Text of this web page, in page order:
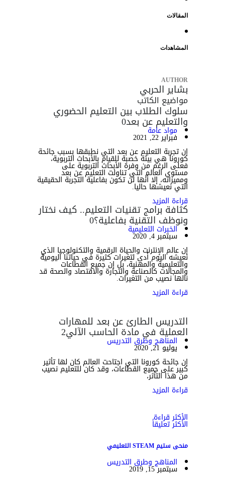
المقالات
المشاهدات
AUTHOR
بشاير الحربي
مواضيع الكاتب
سلوك الطلاب بين التعليم الحضوري
والتعليم عن بعد0
مواد عامة
فبراير 22, 2021
إن تجربة التعليم عن بعد التي نطبقها بسبب جائحة
كورونا هي بيئة خصبة للقيام بالأبحاث التربوية،
فعلى الرغم من وفرة الأبحاث التربوية على
مستوى العالم التي تناولت التعليم عن بعد
ومميزاته، إلا أنها لن تكون بفاعلية التجربة الحقيقية
التي نعيشها حاليا.
قراءة المزيد
كثافة برامج تقنيات التعليم.. كيف نختار
ونوظف التقنية بفاعلية؟0
الخبرات التعليمية
سبتمبر 4, 2020
إن عالم الإنترنت والحياة الرقمية والتكنولوجيا الذي
نعيشه اليوم أدى لتغيرات كثيرة في حياتنا اليومية
والتعليمية والمهنية، بل إن جميع القطاعات
والمجالات كالصناعة والتجارة والاقتصاد والصحة قد
نالها نصيب من التغيرات.
قراءة المزيد
التدريس الطارئ عن بعد للمهارات
العملية في مادة الحاسب الآلي2
المناهج وطرق التدريس
يوليو 21, 2020
إن جائحة كورونا التي اجتاحت العالم كان لها تأثير
كبير على جميع القطاعات، وقد كان للتعليم نصيب
من هذا التأثر،
قراءة المزيد
الأكثر قراءة
الأكثر تعليقاً
منحى ستيم STEAM التعليمي
المناهج وطرق التدريس
سبتمبر 15, 2019